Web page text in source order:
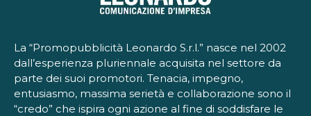
La “Promopubblicità Leonardo S.r.l.” nasce nel 2002
dall’esperienza pluriennale acquisita nel settore da
parte dei suoi promotori. Tenacia, impegno,
entusiasmo, massima serietà e collaborazione sono il
“credo” che ispira ogni azione al fine di soddisfare le